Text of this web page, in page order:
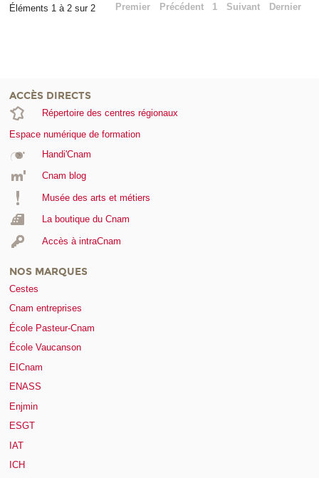
Éléments 1 à 2 sur 2 Premier Précédent 1 Suivant Dernier
ACCÈS DIRECTS
Répertoire des centres régionaux
Espace numérique de formation
Handi'Cnam
Cnam blog
Musée des arts et métiers
La boutique du Cnam
Accès à intraCnam
NOS MARQUES
Cestes
Cnam entreprises
École Pasteur-Cnam
École Vaucanson
EICnam
ENASS
Enjmin
ESGT
IAT
ICH